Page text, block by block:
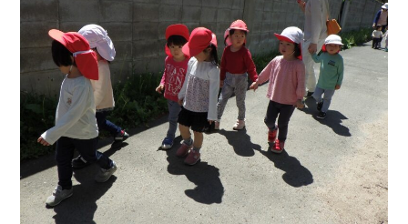
webからのお問い合わせは
24時間受付中